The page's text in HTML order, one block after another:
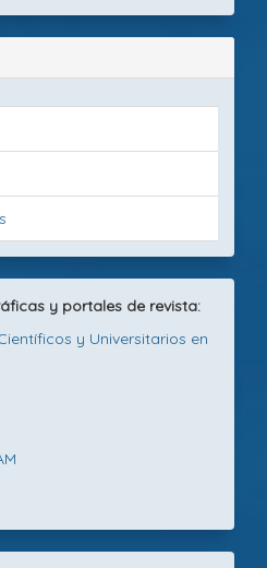
y portales de revista:
y Universitarios en